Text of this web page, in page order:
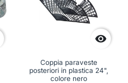

Coppia paraveste
posteriori in plastica 24",
colore nero